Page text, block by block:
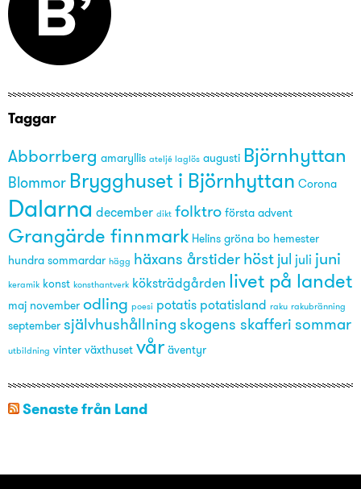
Taggar
Abborrberg amaryllis ateljé laglös augusti Björnhyttan
Blommor Brygghuset i Björnhyttan Corona
Dalarna december dikt folktro första advent
Grangärde finnmark Helins gröna bo hemester
hundra sommardar hägg häxans årstider höst jul juli juni
keramik konst konsthantverk köksträdgården livet på landet
maj november odling poesi potatis potatisland raku rakubränning
september självhushållning skogens skafferi sommar
utbildning vinter växthuset vår äventyr
Senaste från Land